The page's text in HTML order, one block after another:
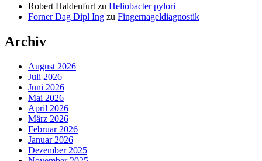
Robert Haldenfurt zu Heliobacter pylori
Forner Dag Dipl Ing zu Fingernageldiagnostik
Archiv
August 2026
Juli 2026
Juni 2026
Mai 2026
April 2026
März 2026
Februar 2026
Januar 2026
Dezember 2025